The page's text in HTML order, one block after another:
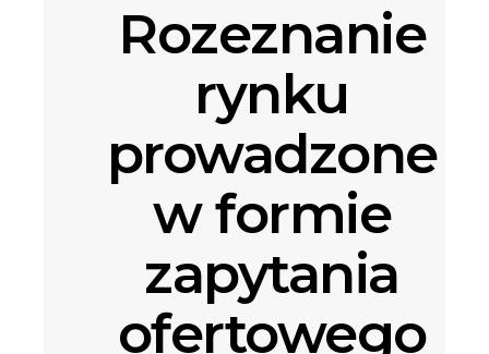
Rozeznanie
rynku
prowadzone
w formie
zapytania
ofertowego